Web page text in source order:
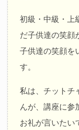
初級・中級・上
だ子供達の笑顔
子供達の笑顔を
す。
私は、チットチ
んが、講座に参
お礼が言いたい